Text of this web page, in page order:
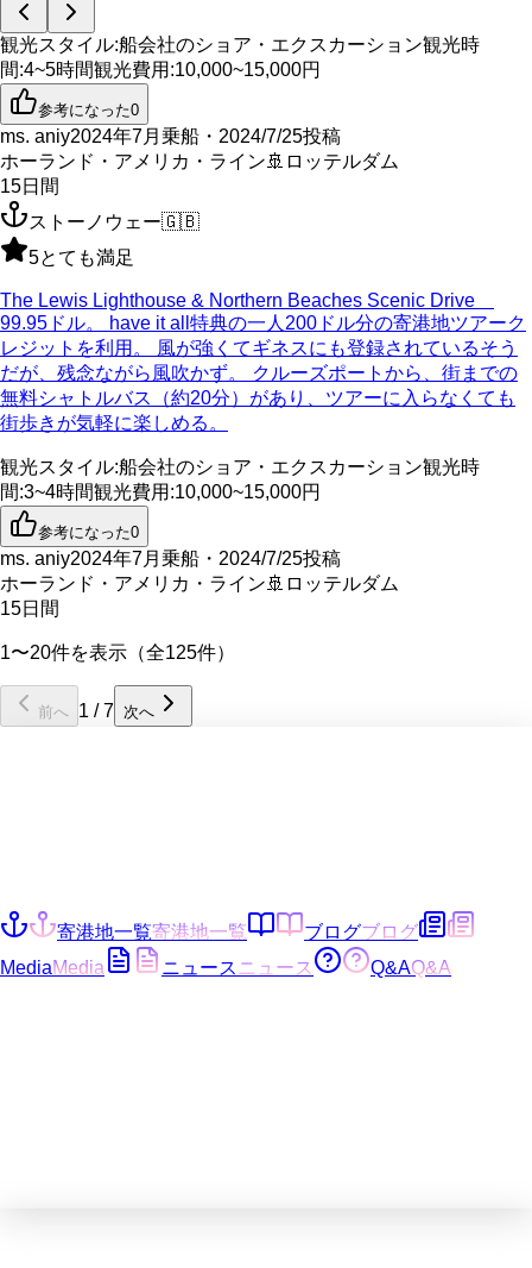
観光スタイル:船会社のショア・エクスカーション観光時
間:4~5時間観光費用 :10,000~15,000円
参考になった0
ms. aniy2024年7月乗船・2024/7/25投稿
ホーランド・アメリカ・ライン 🚢 ロッテルダム
15日間
ストーノウェー🇬🇧
5とても満足
The Lewis Lighthouse & Northern Beaches Scenic Drive
99.95ドル。 have it all特典の一人200ドル分の寄港地ツアーク
レジットを利用。 風が強くてギネスにも登録されているそう
だが、残念ながら風吹かず。 クルーズポートから、街までの
無料シャトルバス（約20分）があり、ツアーに入らなくても
街歩きが気軽に楽しめる。
観光スタイル:船会社のショア・エクスカーション観光時
間:3~4時間観光費用 :10,000~15,000円
参考になった0
ms. aniy2024年7月乗船・2024/7/25投稿
ホーランド・アメリカ・ライン 🚢 ロッテルダム
15日間
1〜20件を表示（全125件）
前へ 1 /7 次へ
寄港地一覧寄港地一覧 ブログブログ
MediaMedia ニュース ニュース Q&AQ&A